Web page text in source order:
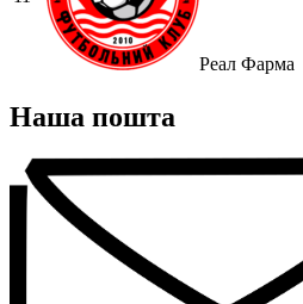
Реал Фарма
Наша пошта